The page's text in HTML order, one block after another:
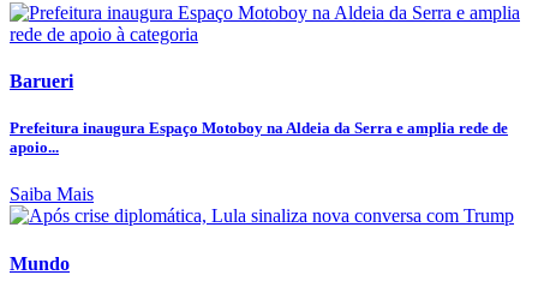
Barueri
Prefeitura inaugura Espaço Motoboy na Aldeia da Serra e amplia rede de
apoio...
Saiba Mais
Mundo